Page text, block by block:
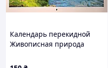
Календарь перекидной
Живописная природа
Коллаж